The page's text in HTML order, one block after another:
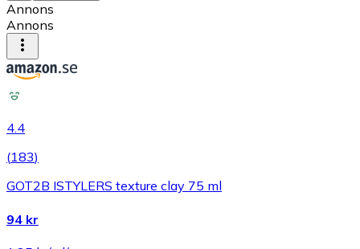
Annons
Annons
4.4
(183)
GOT2B ISTYLERS texture clay 75 ml
94 kr